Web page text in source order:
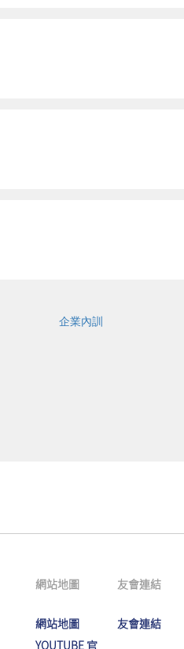
網站地圖
網站地圖
YOUTUBE 官
友會連結
友會連結